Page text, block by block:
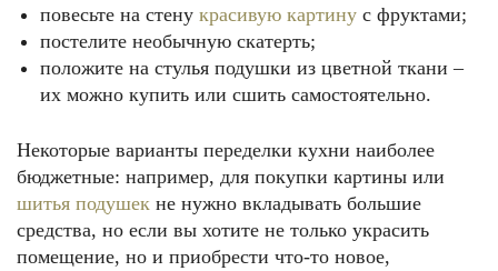
повесьте на стену красивую картину с фруктами;
постелите необычную скатерть;
положите на стулья подушки из цветной ткани –
их можно купить или сшить самостоятельно.
Некоторые варианты переделки кухни наиболее
бюджетные: например, для покупки картины или
шитья подушек не нужно вкладывать большие
средства, но если вы хотите не только украсить
помещение, но и приобрести что-то новое,